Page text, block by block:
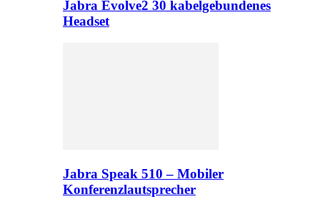
Jabra Evolve2 30 kabelgebundenes
Headset
Jabra Speak 510 – Mobiler
Konferenzlautsprecher